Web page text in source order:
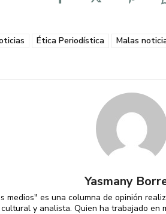
Ética Periodística Malas
Yasmany
es una columna de opinión
y analista. Quien ha trabajado en